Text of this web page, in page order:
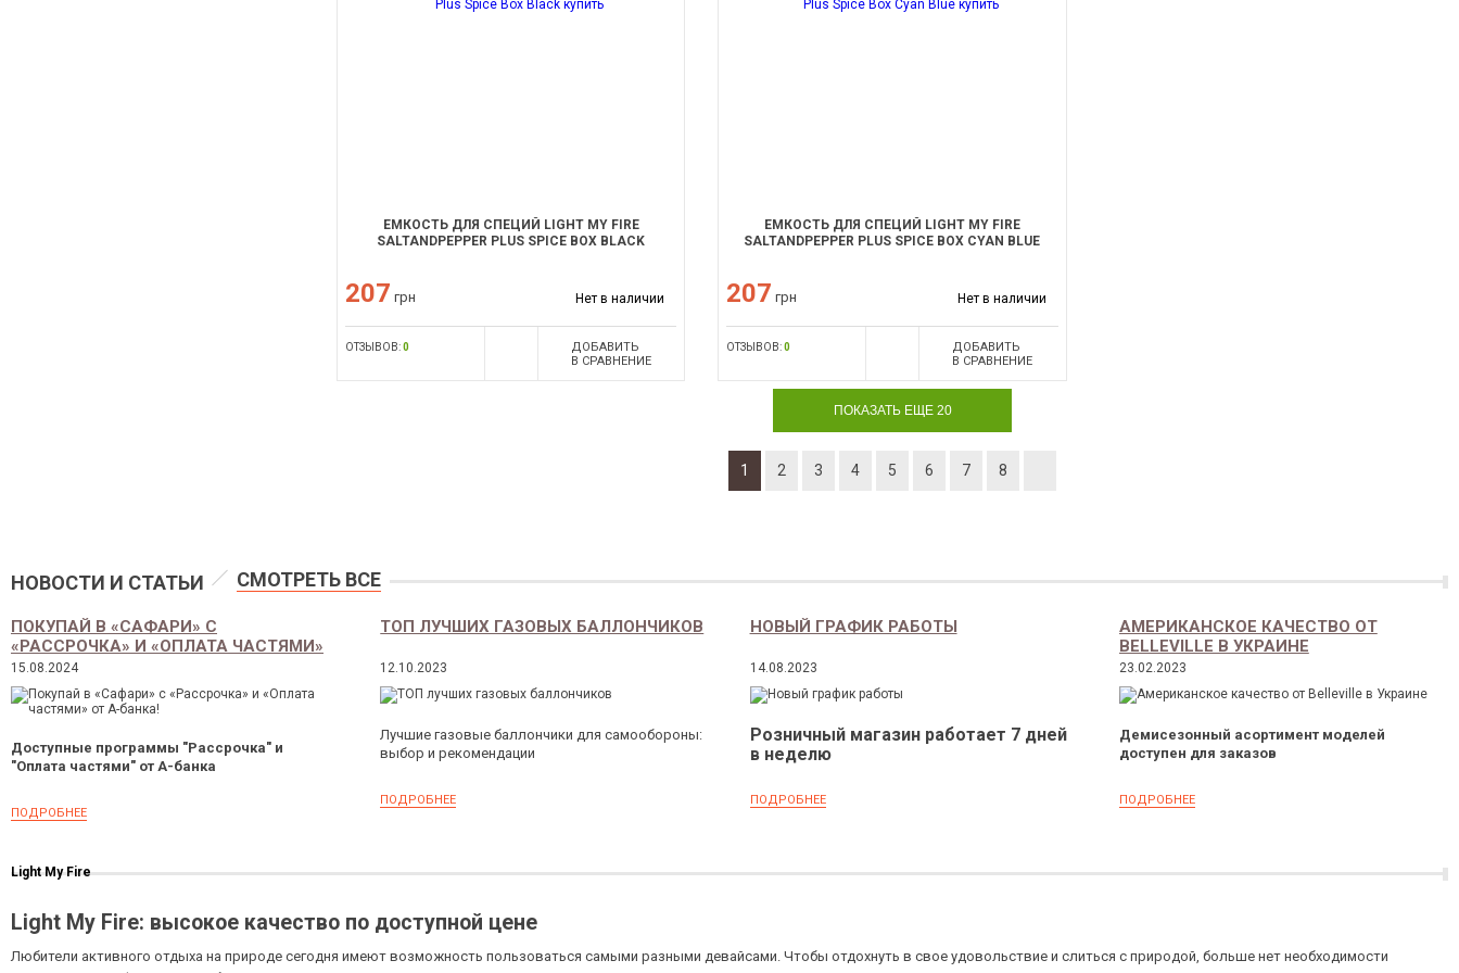
ЕМКОСТЬ ДЛЯ СПЕЦИЙ LIGHT MY FIRE
SALTANDPEPPER PLUS SPICE BOX BLACK
207 грн Нет в наличии
ОТЗЫВОВ:0
ДОБАВИТЬ
В СРАВНЕНИЕ
ЕМКОСТЬ ДЛЯ СПЕЦИЙ LIGHT MY FIRE
SALTANDPEPPER PLUS SPICE BOX CYAN BLUE
207 грн Нет в наличии
ОТЗЫВОВ:0
ДОБАВИТЬ
В СРАВНЕНИЕ
ПОКАЗАТЬ ЕЩЕ 20
1 2 3 4 5 6 7 8
НОВОСТИ И СТАТЬИ СМОТРЕТЬ ВСЕ
ПОКУПАЙ В «САФАРИ» С
«РАССРОЧКА» И «ОПЛАТА ЧАСТЯМИ»
ОТ А-БАНКА!
15.08.2024
Доступные программы "Рассрочка" и
"Оплата частями" от А-банка
ПОДРОБНЕЕ
ТОП ЛУЧШИХ ГАЗОВЫХ БАЛЛОНЧИКОВ
12.10.2023
Лучшие газовые баллончики для самообороны:
выбор и рекомендации
ПОДРОБНЕЕ
НОВЫЙ ГРАФИК РАБОТЫ
14.08.2023
Розничный магазин работает 7 дней
в неделю
ПОДРОБНЕЕ
АМЕРИКАНСКОЕ КАЧЕСТВО ОТ
BELLEVILLE В УКРАИНЕ
23.02.2023
Демисезонный асортимент моделей
доступен для заказов
ПОДРОБНЕЕ
Light My Fire
Light My Fire: высокое качество по доступной цене
Любители активного отдыха на природе сегодня имеют возможность пользоваться самыми разными девайсами. Чтобы отдохнуть в свое удовольствие и слиться с природой, больше нет необходимости